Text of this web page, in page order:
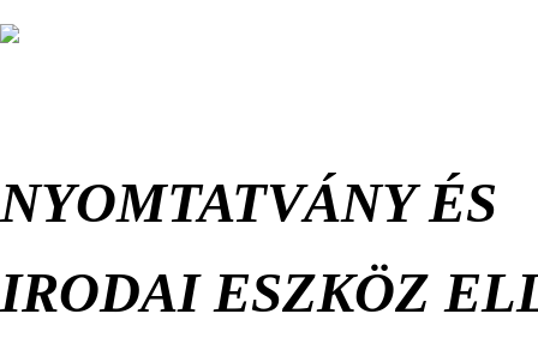
NYOMTATVÁNY ÉS
IRODAI ESZKÖZ